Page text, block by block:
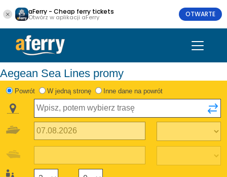
aFerry - Cheap ferry tickets
Otwórz w aplikacji aFerry OTWARTE
Aegean Sea Lines promy
Powrót W jedną stronę Inne dane na powrót